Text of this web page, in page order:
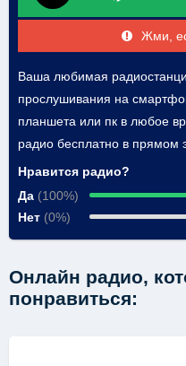
Жми,
Ваша любимая
прослушивания на
планшета или пк в любое
радио бесплатно в прямом
Нравится радио?
Да (100%)
Нет (0%)
Онлайн радио,
понравиться: